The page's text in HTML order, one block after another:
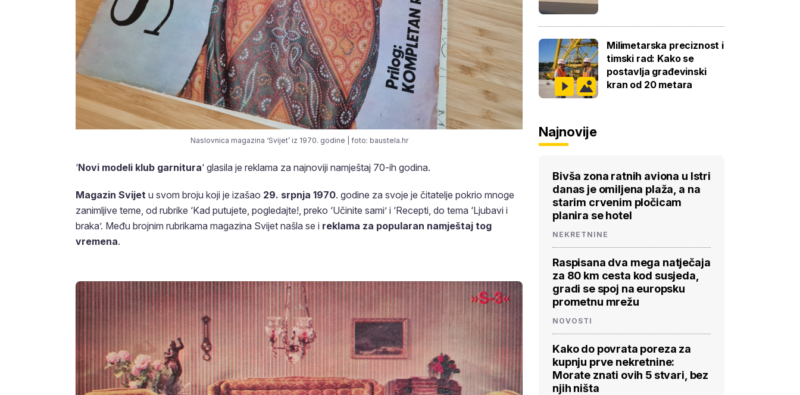
Naslovnica magazina ‘Svijet’ iz 1970. godine | foto: baustela.hr
‘Novi modeli klub garnitura‘ glasila je reklama za najnoviji namještaj 70-ih godina.
Magazin Svijet u svom broju koji je izašao 29. srpnja 1970. godine za svoje je čitatelje pokrio mnoge
zanimljive teme, od rubrike ‘Kad putujete, pogledajte!, preko ‘Učinite sami’ i ‘Recepti, do tema ‘Ljubavi i
braka’. Među brojnim rubrikama magazina Svijet našla se i reklama za popularan namještaj tog
vremena.
Milimetarska preciznost i
timski rad: Kako se
postavlja građevinski
kran od 20 metara
Najnovije
Bivša zona ratnih aviona u Istri
danas je omiljena plaža, a na
starim crvenim pločicam
planira se hotel
NEKRETNINE
Raspisana dva mega natječaja
za 80 km cesta kod susjeda,
gradi se spoj na europsku
prometnu mrežu
NOVOSTI
Kako do povrata poreza za
kupnju prve nekretnine:
Morate znati ovih 5 stvari, bez
njih ništa